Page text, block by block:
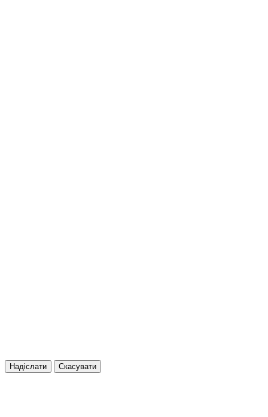
Надіслати Скасувати